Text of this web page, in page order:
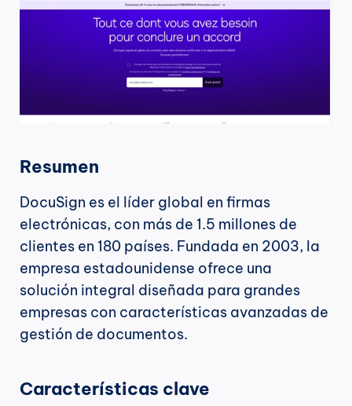
Resumen
DocuSign es el líder global en firmas
electrónicas, con más de 1.5 millones de
clientes en 180 países. Fundada en 2003, la
empresa estadounidense ofrece una
solución integral diseñada para grandes
empresas con características avanzadas de
gestión de documentos.
Características clave